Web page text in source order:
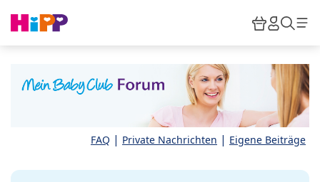
HiPP
FAQ | Private Nachrichten | Eigene Beiträge